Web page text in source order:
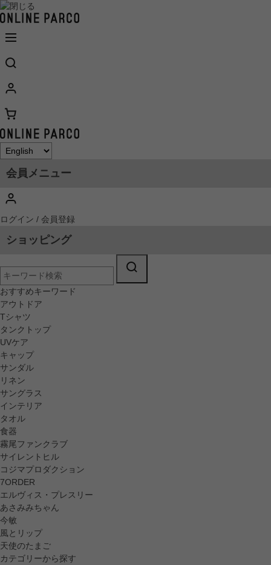
会員メニュー
ログイン / 会員登録
ショッピング
おすすめキーワード
アウトドア
Tシャツ
タンクトップ
UVケア
キャップ
サンダル
リネン
サングラス
インテリア
タオル
食器
霧尾ファンクラブ
サイレントヒル
コジマプロダクション
7ORDER
エルヴィス・プレスリー
あさみみちゃん
今敏
風とリップ
天使のたまご
カテゴリーから探す